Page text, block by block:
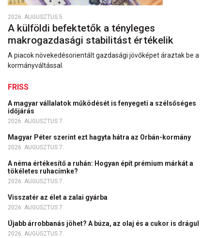
2026. AUGUSZTUS 5.
A külföldi befektetők a tényleges
makrogazdasági stabilitást értékelik
A piacok növekedésorientált gazdasági jövőképet áraztak be a
kormányváltással.
FRISS
A magyar vállalatok működését is fenyegeti a szélsőséges
időjárás
2026. AUGUSZTUS 7.
Magyar Péter szerint ezt hagyta hátra az Orbán-kormány
2026. AUGUSZTUS 7.
A néma értékesítő a ruhán: Hogyan épít prémium márkát a
tökéletes ruhacímke?
2026. AUGUSZTUS 7.
Visszatér az élet a zalai gyárba
2026. AUGUSZTUS 7.
Újabb árrobbanás jöhet? A búza, az olaj és a cukor is drágul
2026. AUGUSZTUS 7.